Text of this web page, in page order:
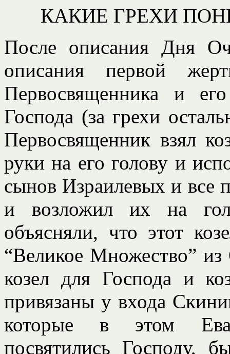
КАКИЕ ГРЕХИ
После описания Дня
описания первой
Первосвященника и
Господа (за грехи
Первосвященник взял
руки на его голову и
сынов Израилевых и все
и возложил их на
объясняли, что этот
“Великое Множество”
козел для Господа и
привязаны у входа
которые в этом
посвятились Господу,